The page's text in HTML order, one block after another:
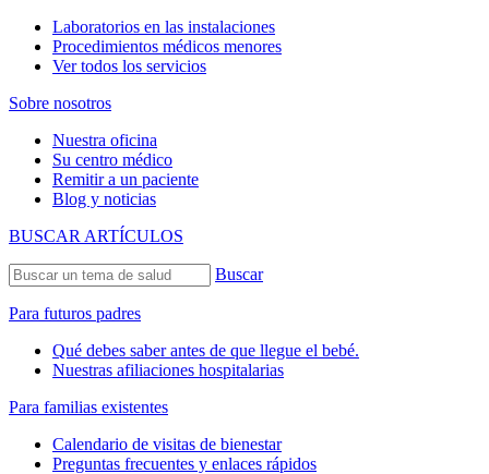
Laboratorios en las instalaciones
Procedimientos médicos menores
Ver todos los servicios
Sobre nosotros
Nuestra oficina
Su centro médico
Remitir a un paciente
Blog y noticias
BUSCAR ARTÍCULOS
Buscar
Para futuros padres
Qué debes saber antes de que llegue el bebé.
Nuestras afiliaciones hospitalarias
Para familias existentes
Calendario de visitas de bienestar
Preguntas frecuentes y enlaces rápidos